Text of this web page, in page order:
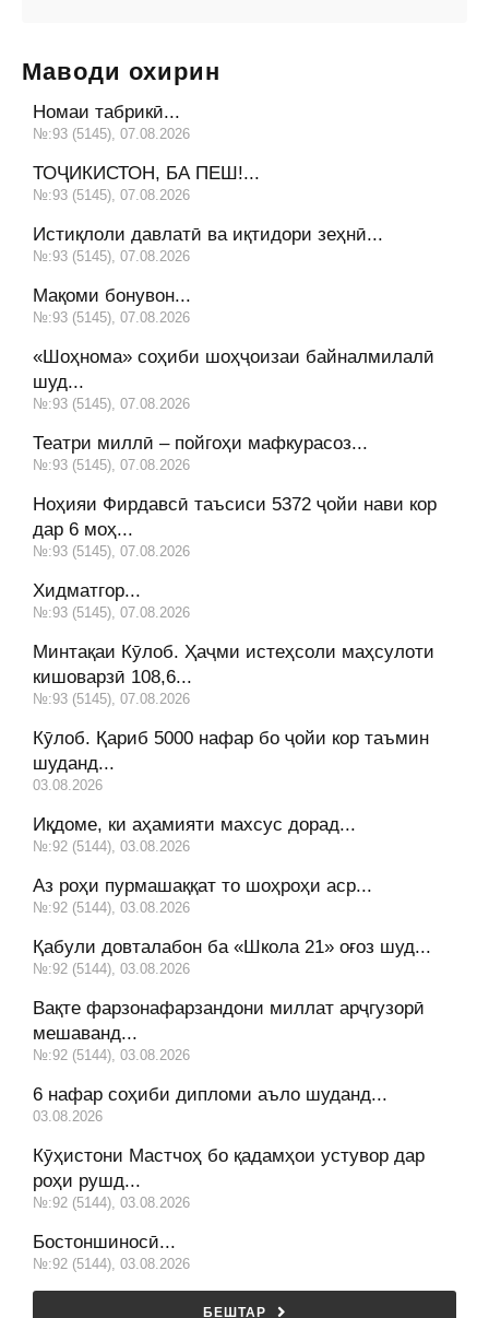
Маводи охирин
Номаи табрикӣ...
№:93 (5145), 07.08.2026
ТОҶИКИСТОН, БА ПЕШ!...
№:93 (5145), 07.08.2026
Истиқлоли давлатӣ ва иқтидори зеҳнӣ...
№:93 (5145), 07.08.2026
Мақоми бонувон...
№:93 (5145), 07.08.2026
«Шоҳнома» соҳиби шоҳҷоизаи байналмилалӣ
шуд...
№:93 (5145), 07.08.2026
Театри миллӣ – пойгоҳи мафкурасоз...
№:93 (5145), 07.08.2026
Ноҳияи Фирдавсӣ таъсиси 5372 ҷойи нави кор
дар 6 моҳ...
№:93 (5145), 07.08.2026
Хидматгор...
№:93 (5145), 07.08.2026
Минтақаи Кӯлоб. Ҳаҷми истеҳсоли маҳсулоти
кишоварзӣ 108,6...
№:93 (5145), 07.08.2026
Кӯлоб. Қариб 5000 нафар бо ҷойи кор таъмин
шуданд...
03.08.2026
Иқдоме, ки аҳамияти махсус дорад...
№:92 (5144), 03.08.2026
Аз роҳи пурмашаққат то шоҳроҳи аср...
№:92 (5144), 03.08.2026
Қабули довталабон ба «Школа 21» оғоз шуд...
№:92 (5144), 03.08.2026
Вақте фарзонафарзандони миллат арҷгузорӣ
мешаванд...
№:92 (5144), 03.08.2026
6 нафар соҳиби дипломи аъло шуданд...
03.08.2026
Кӯҳистони Мастчоҳ бо қадамҳои устувор дар
роҳи рушд...
№:92 (5144), 03.08.2026
Бостоншиносӣ...
№:92 (5144), 03.08.2026
БЕШТАР